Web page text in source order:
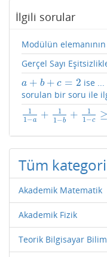
İlgili sorular
Modülün
Gerçel Sayı
a + b + c = 2
a+b+c =2
ise
sorulan bir soru ile
1
1−a +
1
1 −b +
1
1−c ≥
11−a +1 1−b+ 11 −c≥2 1+
Tüm
Akademik Matematik
Akademik Fizik
Teorik Bilgisayar